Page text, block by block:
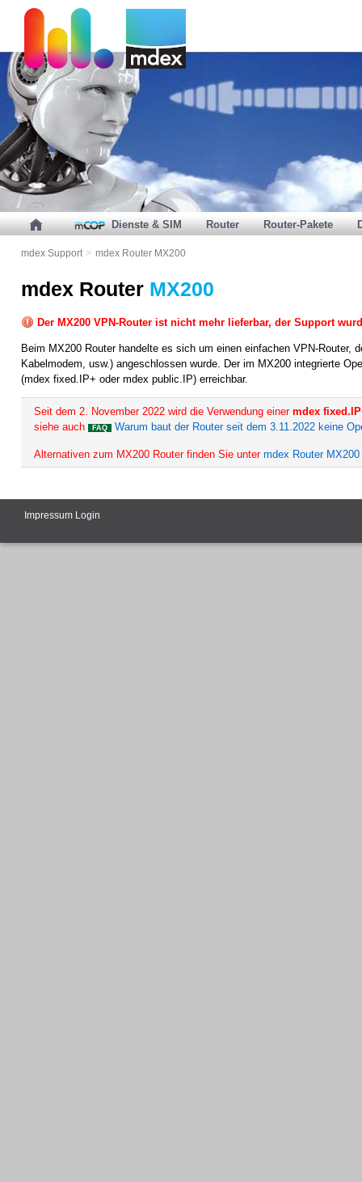
Dienste & SIM Router Router-Pakete
mdex Support > mdex Router MX200
mdex Router MX200
Der MX200 VPN-Router ist nicht mehr lieferbar, der Support
Beim MX200 Router handelte es sich um einen einfachen VPN-Router,
Kabelmodem, usw.) angeschlossen wurde. Der im MX200 integrierte
(mdex fixed.IP+ oder mdex public.IP) erreichbar.
Seit dem 2. November 2022 wird die Verwendung einermdex
siehe auch
FAQ Warum baut der Router seit dem 3.11.2022 keine
Alternativen zum MX200 Router finden Sie untermdex Router
Impressum Login